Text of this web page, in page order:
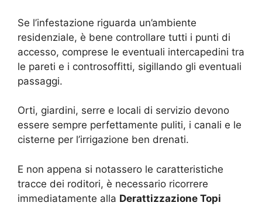
Se l’infestazione riguarda un’ambiente
residenziale, è bene controllare tutti i punti di
accesso, comprese le eventuali intercapedini tra
le pareti e i controsoffitti, sigillando gli eventuali
passaggi.
Orti, giardini, serre e locali di servizio devono
essere sempre perfettamente puliti, i canali e le
cisterne per l’irrigazione ben drenati.
E non appena si notassero le caratteristiche
tracce dei roditori, è necessario ricorrere
immediatamente alla Derattizzazione Topi